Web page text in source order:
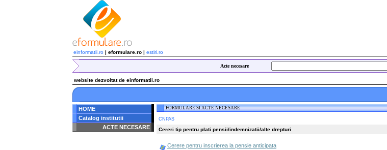
einformatii.ro | eformulare.ro | estiri.ro
Acte necesare
website dezvoltat de einformatii.ro
HOME
Catalog institutii
ACTE NECESARE
FORMULARE SI ACTE NECESARE
CNPAS
Cereri tip pentru plati pensii/indemnizatii/alte drepturi
Cerere pentru inscrierea la pensie anticipata